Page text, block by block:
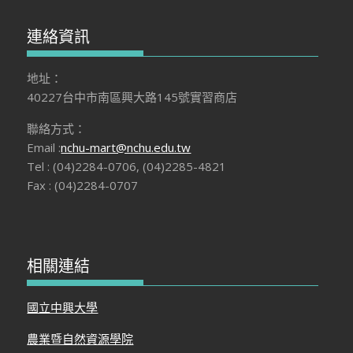
連絡資訊
地址：
40227台中市南區興大路145號實習商店
聯絡方式：
Email :nchu-mart@nchu.edu.tw
Tel : (04)2284-0706, (04)2285-4821
Fax : (04)2284-0707
相關連結
國立中興大學
農業暨自然資源學院